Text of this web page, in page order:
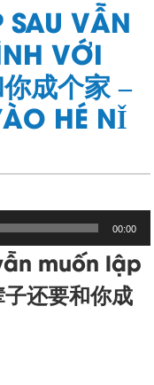
SAU VẪN
VỚI
成个家 –
HÉ NǏ
00:00
muốn lập
还要和你成